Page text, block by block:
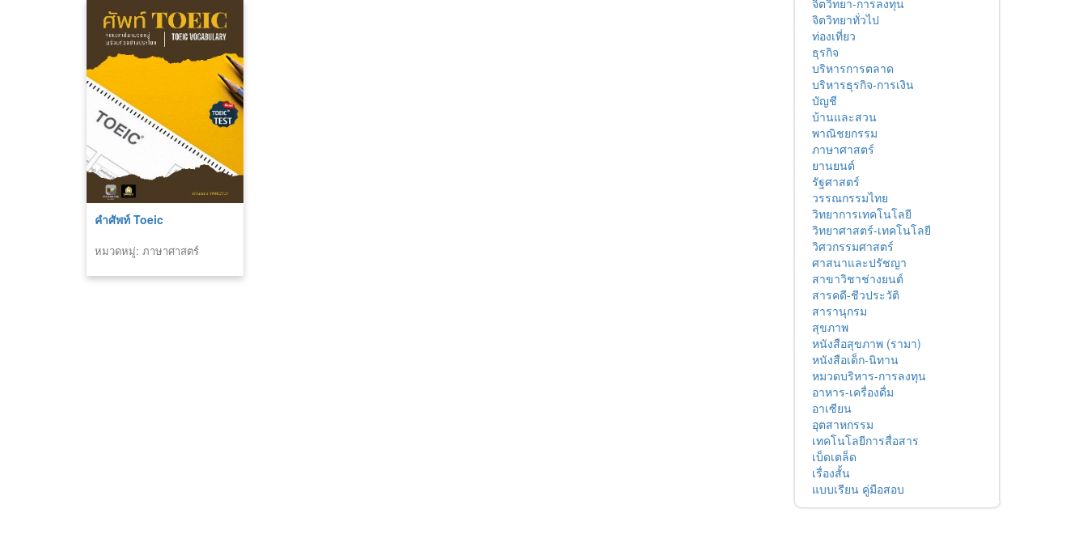
คำศัพท์ Toeic
หมวดหมู่: ภาษาศาสตร์
จิตวิทยา-การลงทุน
จิตวิทยาทั่วไป
ท่องเที่ยว
ธุรกิจ
บริหารการตลาด
บริหารธุรกิจ-การเงิน
บัญชี
บ้านและสวน
พาณิชยกรรม
ภาษาศาสตร์
ยานยนต์
รัฐศาสตร์
วรรณกรรมไทย
วิทยาการเทคโนโลยี
วิทยาศาสตร์-เทคโนโลยี
วิศวกรรมศาสตร์
ศาสนาและปรัชญา
สาขาวิชาช่างยนต์
สารคดี-ชีวประวัติ
สารานุกรม
สุขภาพ
หนังสือสุขภาพ (รามา)
หนังสือเด็ก-นิทาน
หมวดบริหาร-การลงทุน
อาหาร-เครื่องดื่ม
อาเซียน
อุตสาหกรรม
เทคโนโลยีการสื่อสาร
เบ็ดเตล็ด
เรื่องสั้น
แบบเรียน คู่มือสอบ